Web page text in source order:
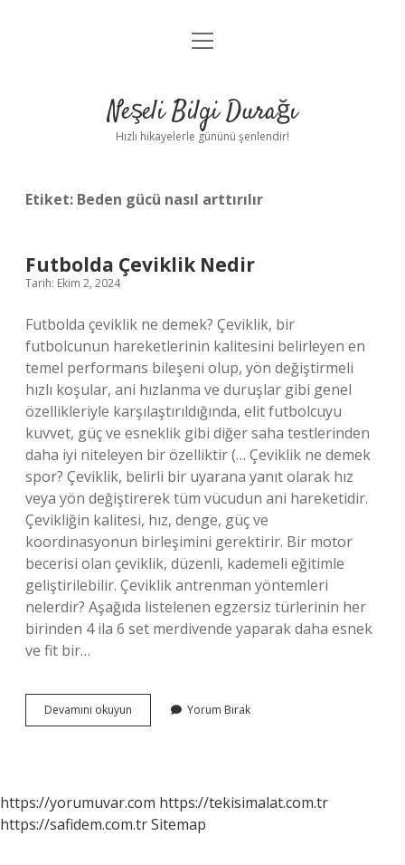
Anasayfa
Yasal Uyarı
menüyü
Neşeli Bilgi Durağı
Hızlı hikayelerle gününü şenlendir!
Etiket: Beden gücü nasıl arttırılır
Futbolda Çeviklik Nedir
Tarih: Ekim 2, 2024
Futbolda çeviklik ne demek? Çeviklik, bir
futbolcunun hareketlerinin kalitesini belirleyen en
temel performans bileşeni olup, yön değiştirmeli
hızlı koşular, ani hızlanma ve duruşlar gibi genel
özellikleriyle karşılaştırıldığında, elit futbolcuyu
kuvvet, güç ve esneklik gibi diğer saha testlerinden
daha iyi niteleyen bir özelliktir (… Çeviklik ne demek
spor? Çeviklik, belirli bir uyarana yanıt olarak hız
veya yön değiştirerek tüm vücudun ani hareketidir.
Çevikliğin kalitesi, hız, denge, güç ve
koordinasyonun birleşimini gerektirir. Bir motor
becerisi olan çeviklik, düzenli, kademeli eğitimle
geliştirilebilir. Çeviklik antrenman yöntemleri
nelerdir? Aşağıda listelenen egzersiz türlerinin her
birinden 4 ila 6 set merdivende yaparak daha esnek
ve fit bir…
Devamını okuyun Futbolda
Çeviklik
Yorum Bırak
https://yorumuvar.com https://tekisimalat.com.tr
https://safidem.com.trSitemap